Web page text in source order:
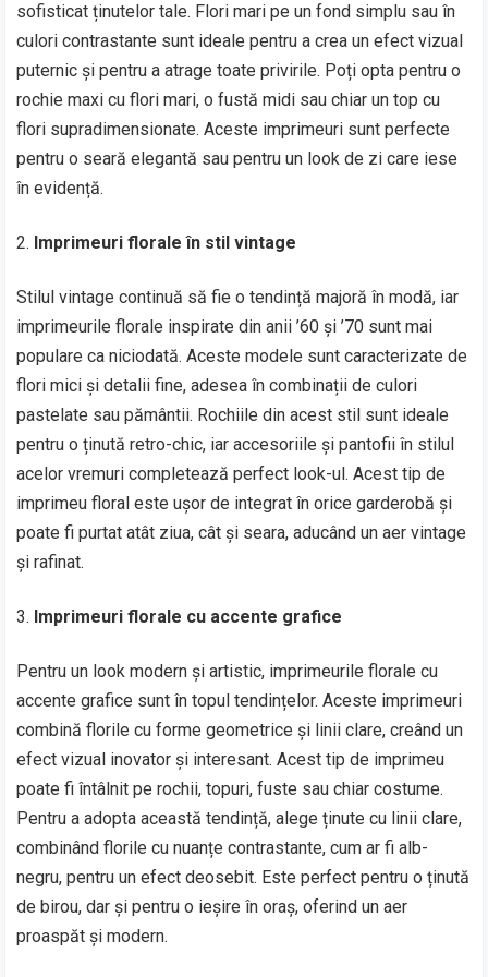
sofisticat ținutelor tale. Flori mari pe un fond simplu sau în
culori contrastante sunt ideale pentru a crea un efect vizual
puternic și pentru a atrage toate privirile. Poți opta pentru o
rochie maxi cu flori mari, o fustă midi sau chiar un top cu
flori supradimensionate. Aceste imprimeuri sunt perfecte
pentru o seară elegantă sau pentru un look de zi care iese
în evidență.
Imprimeuri florale în stil vintage
Stilul vintage continuă să fie o tendință majoră în modă, iar
imprimeurile florale inspirate din anii ’60 și ’70 sunt mai
populare ca niciodată. Aceste modele sunt caracterizate de
flori mici și detalii fine, adesea în combinații de culori
pastelate sau pământii. Rochiile din acest stil sunt ideale
pentru o ținută retro-chic, iar accesoriile și pantofii în stilul
acelor vremuri completează perfect look-ul. Acest tip de
imprimeu floral este ușor de integrat în orice garderobă și
poate fi purtat atât ziua, cât și seara, aducând un aer vintage
și rafinat.
Imprimeuri florale cu accente grafice
Pentru un look modern și artistic, imprimeurile florale cu
accente grafice sunt în topul tendințelor. Aceste imprimeuri
combină florile cu forme geometrice și linii clare, creând un
efect vizual inovator și interesant. Acest tip de imprimeu
poate fi întâlnit pe rochii, topuri, fuste sau chiar costume.
Pentru a adopta această tendință, alege ținute cu linii clare,
combinând florile cu nuanțe contrastante, cum ar fi alb-
negru, pentru un efect deosebit. Este perfect pentru o ținută
de birou, dar și pentru o ieșire în oraș, oferind un aer
proaspăt și modern.